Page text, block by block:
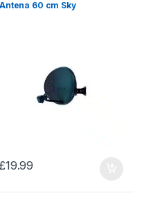
Antena 60 cm Sky
£19.99